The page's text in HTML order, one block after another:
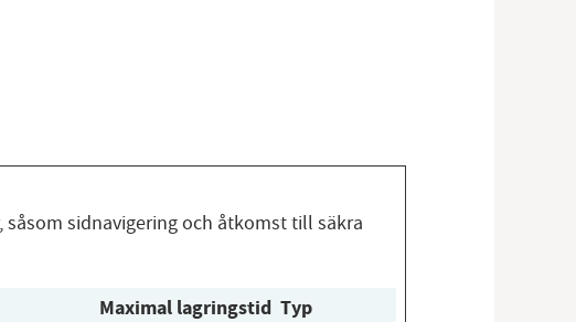
sidnavigering och åtkomst till säkra
Maximal lagringstid Typ